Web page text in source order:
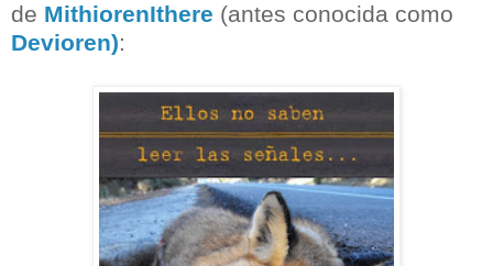
de MithiorenIthere (antes conocida como
Devioren):